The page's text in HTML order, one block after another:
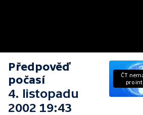
Předpověď
počasí
4. listopadu
2002 19:43
ČT
pro